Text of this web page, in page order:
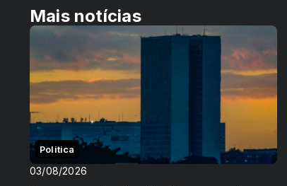
Mais notícias
Politica
03/08/2026